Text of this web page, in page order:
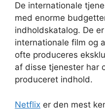
De internationale
med enorme
indholdskatalog. De
internationale film og
ofte produceres
af disse tjenester har
produceret indhold.
Netflix er den mest